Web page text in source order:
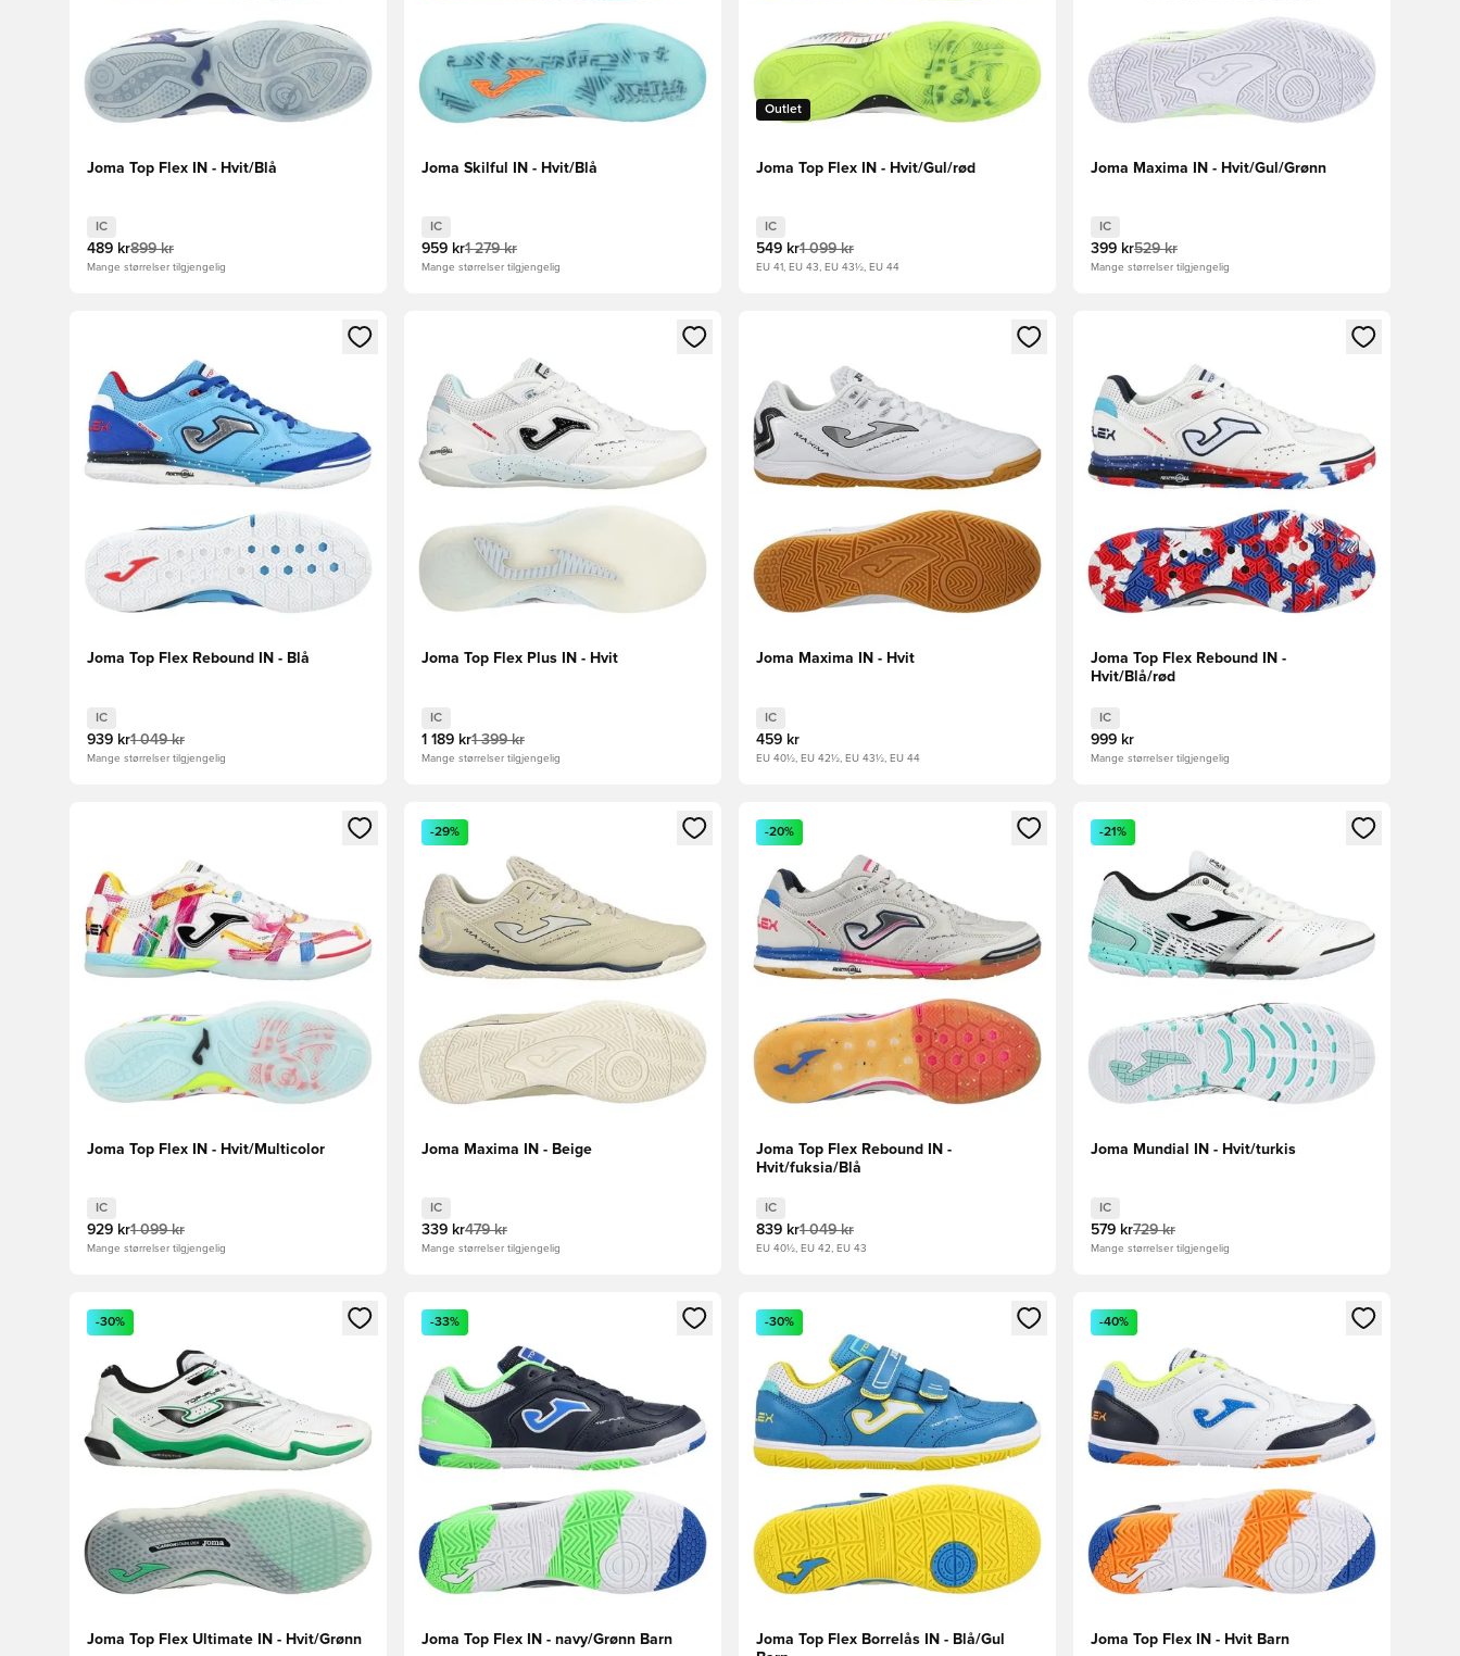
Joma Top Flex IN - Hvit/Blå
IC
489 kr899 kr
Mange størrelser tilgjengelig
Joma Skilful IN - Hvit/Blå
IC
959 kr1 279 kr
Mange størrelser tilgjengelig
Outlet
Joma Top Flex IN - Hvit/Gul/rød
IC
549 kr1 099 kr
EU 41, EU 43, EU 43½, EU 44
Joma Maxima IN - Hvit/Gul/Grønn
IC
399 kr529 kr
Mange størrelser tilgjengelig
Åpner en Modal for å logge inn eller registrere deg som medlem
Joma Top Flex Rebound IN - Blå
IC
939 kr1 049 kr
Mange størrelser tilgjengelig
Åpner en Modal for å logge inn eller registrere deg som medlem
Joma Top Flex Plus IN - Hvit
IC
1 189 kr1 399 kr
Mange størrelser tilgjengelig
Åpner en Modal for å logge inn eller registrere deg som medlem
Joma Maxima IN - Hvit
IC
459 kr
EU 40½, EU 42½, EU 43½, EU 44
Åpner en Modal for å logge inn eller registrere
Joma Top Flex Rebound IN -
Hvit/Blå/rød
IC
999 kr
Mange størrelser tilgjengelig
Åpner en Modal for å logge inn eller registrere deg som medlem
Joma Top Flex IN - Hvit/Multicolor
IC
929 kr1 099 kr
Mange størrelser tilgjengelig
Åpner en Modal for å logge inn eller registrere deg som medlem
-29%
Joma Maxima IN - Beige
IC
339 kr479 kr
Mange størrelser tilgjengelig
Åpner en Modal for å logge inn eller registrere deg som medlem
-20%
Joma Top Flex Rebound IN -
Hvit/fuksia/Blå
IC
839 kr1 049 kr
EU 40½, EU 42, EU 43
Åpner en Modal for å logge inn eller registrere
-21%
Joma Mundial IN - Hvit/turkis
IC
579 kr729 kr
Mange størrelser tilgjengelig
Åpner en Modal for å logge inn eller registrere deg som medlem
-30%
Joma Top Flex Ultimate IN - Hvit/Grønn
Åpner en Modal for å logge inn eller registrere deg som medlem
-33%
Joma Top Flex IN - navy/Grønn Barn
Åpner en Modal for å logge inn eller registrere deg som medlem
-30%
Joma Top Flex Borrelås IN - Blå/Gul
Åpner en Modal for å logge inn eller registrere
-40%
Joma Top Flex IN - Hvit Barn